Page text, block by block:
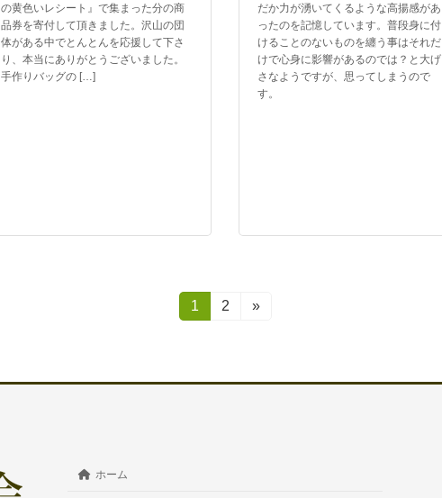
の黄色いレシート』で集まった分の商
品券を寄付して頂きました。沢山の団
体がある中でとんとんを応援して下さ
り、本当にありがとうございました。
手作りバッグの […]
だか力が湧いてくるような高揚感があ
ったのを記憶しています。普段身に付
けることのないものを纏う事はそれだ
けで心身に影響があるのでは？と大げ
さなようですが、思ってしまうので
す。
固
定
ジ
1
固
ジ
2 »
ホーム